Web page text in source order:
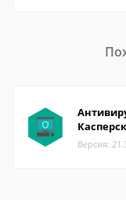
Версия: